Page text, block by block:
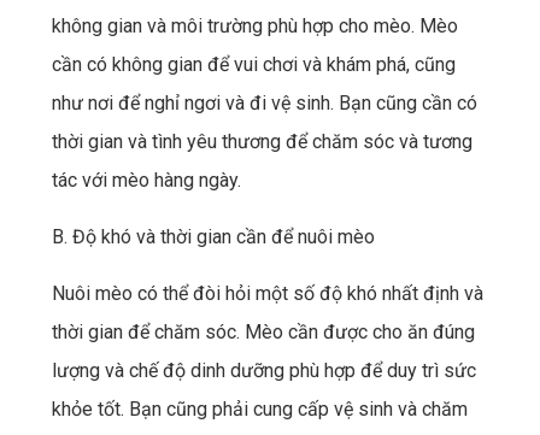
không gian và môi trường phù hợp cho mèo. Mèo
cần có không gian để vui chơi và khám phá, cũng
như nơi để nghỉ ngơi và đi vệ sinh. Bạn cũng cần có
thời gian và tình yêu thương để chăm sóc và tương
tác với mèo hàng ngày.
B. Độ khó và thời gian cần để nuôi mèo
Nuôi mèo có thể đòi hỏi một số độ khó nhất định và
thời gian để chăm sóc. Mèo cần được cho ăn đúng
lượng và chế độ dinh dưỡng phù hợp để duy trì sức
khỏe tốt. Bạn cũng phải cung cấp vệ sinh và chăm